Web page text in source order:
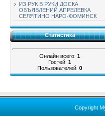
ИЗ РУК В РУКИ ДОСКА
ОБЪЯВЛЕНИЙ АПРЕЛЕВКА
СЕЛЯТИНО НАРО-ФОМИНСК
Статистика
Онлайн всего: 1
Гостей: 1
Пользователей: 0
Copyright